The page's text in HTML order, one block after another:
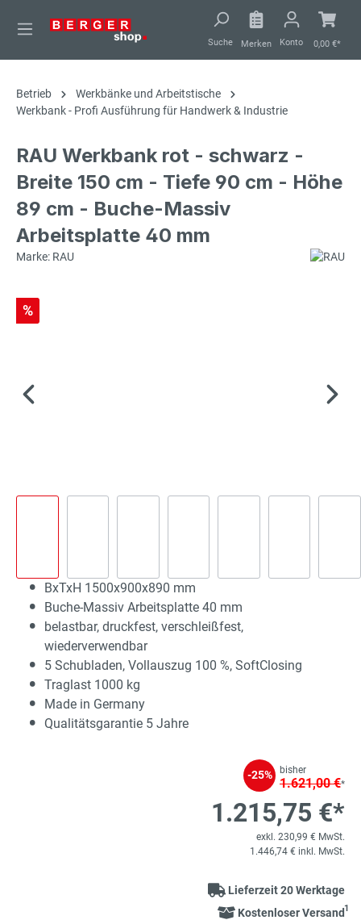
springen
Suche Merken Konto 0,00 €*
Betrieb
Werkbänke und Arbeitstische
Werkbank - Profi Ausführung für Handwerk & Industrie
RAU Werkbank rot - schwarz -
Breite 150 cm - Tiefe 90 cm - Höhe
89 cm - Buche-Massiv
Arbeitsplatte 40 mm
Marke: RAU
%
BxTxH 1500x900x890 mm
Buche-Massiv Arbeitsplatte 40 mm
belastbar, druckfest, verschleißfest,
wiederverwendbar
5 Schubladen, Vollauszug 100 %, SoftClosing
Traglast 1000 kg
Made in Germany
Qualitätsgarantie 5 Jahre
-25% bisher
1.621,00 €*
1.215,75 €*
exkl. 230,99 € MwSt.
1.446,74 € inkl. MwSt.
Lieferzeit 20 Werktage
Kostenloser Versand1